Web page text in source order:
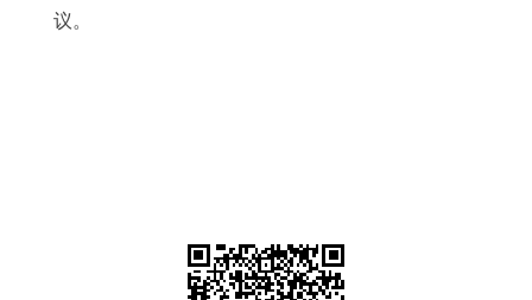
议。